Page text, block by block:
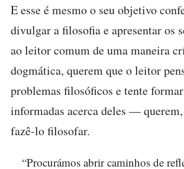
E esse é mesmo o seu objetivo
divulgar a filosofia e apresentar os
ao leitor comum de uma maneira
dogmática, querem que o leitor
problemas filosóficos e tente
informadas acerca deles —
fazê-lo filosofar.
“Procurámos abrir caminhos de